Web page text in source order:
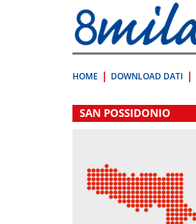
direttamente
a:
Contenuto
HOME DOWNLOAD DATI
.
SAN POSSIDONIO